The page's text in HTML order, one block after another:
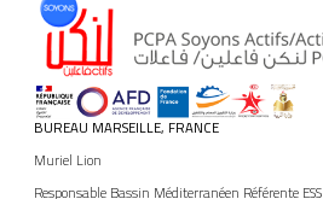
BUREAU MARSEILLE, FRANCE
Muriel Lion
Responsable Bassin Méditerranéen Référente ESS